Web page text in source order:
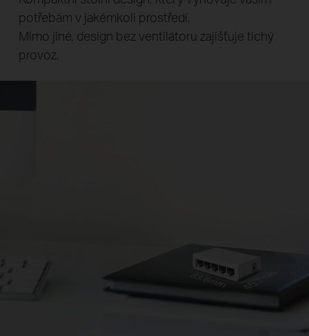
potřebám v jakémkoli prostředí.
Mimo jiné, design bez ventilátoru zajišťuje tichý
provoz.